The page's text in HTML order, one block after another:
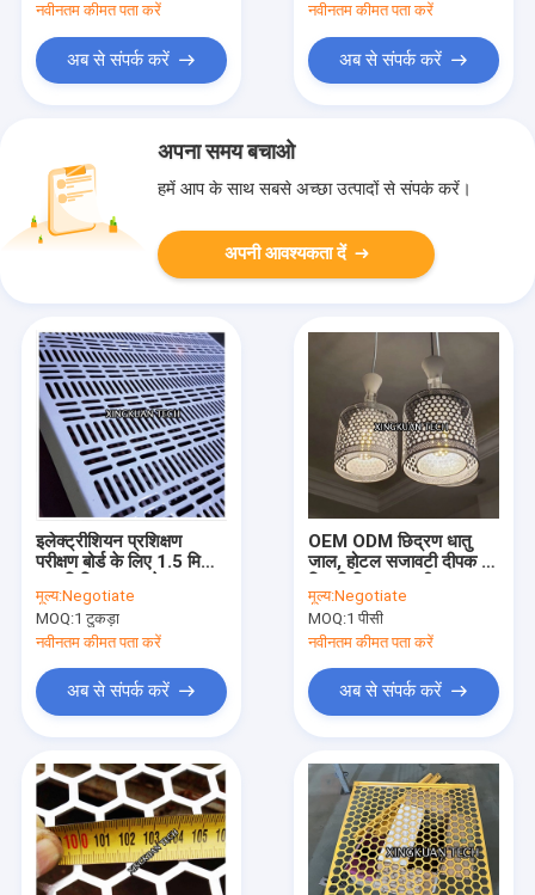
नवीनतम कीमत पता करें
अब से संपर्क करें
नवीनतम कीमत पता करें
अब से संपर्क करें
अपना समय बचाओ
हमें आप के साथ सबसे अच्छा उत्पादों से संपर्क करें।
अपनी आवश्यकता दें
इलेक्ट्रीशियन प्रशिक्षण
परीक्षण बोर्ड के लिए 1.5 मिमी
500x600 मिमी
मूल्य:Negotiate
MOQ:1 टुकड़ा
नवीनतम कीमत पता करें
अब से संपर्क करें
OEM ODM छिद्रण धातु
जाल, होटल सजावटी दीपक के
मूल्य:Negotiate
MOQ:1 पीसी
नवीनतम कीमत पता करें
अब से संपर्क करें